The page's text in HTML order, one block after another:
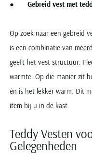
● Gebreid vest met
Op zoek naar een gebreid
is een combinatie van
geeft het vest structuur.
warmte. Op die manier zit
én is het lekker warm. Dit
item bij u in de kast.
Teddy Vesten
Gelegenheden